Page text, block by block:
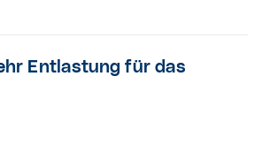
Entlastung für das